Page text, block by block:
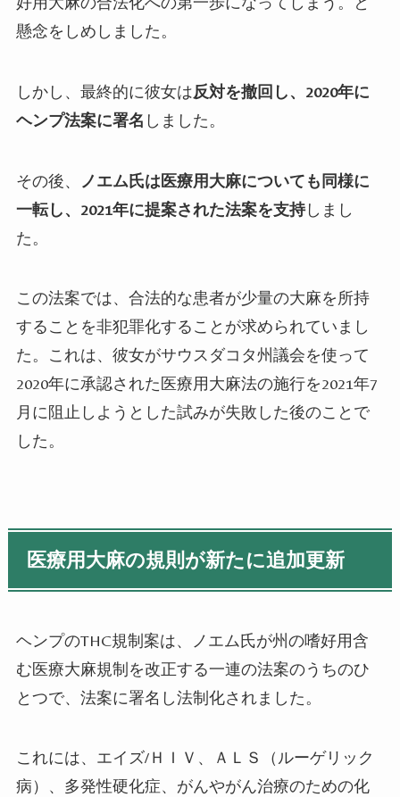
懸念をしめしました。
しかし、最終的に彼女は反対を撤回し、 2020年に
ヘンプ法案に署名 しました。
その後、
ノエム氏は医療用大麻についても同様に
一転し、 2021年に提案された法案を支持しまし
た。
この法案では、合法的な患者が少量の大麻を所持
することを非犯罪化することが求められていまし
た。これは、彼女がサウスダコタ州議会を使って
2020年に承認された医療用大麻法の施行を2021年7
月に阻止しようとした試みが失敗した後のことで
した。
医療用大麻の規則が新たに追加更新
ヘンプのTHC規制案は、ノエム氏が州の嗜好用含
む医療大麻規制を改正する一連の法案のうちのひ
とつで、法案に署名し法制化されました。
これには、エイズ/ＨＩＶ、ＡＬＳ（ルーゲリック
病）、多発性硬化症、がんやがん治療のための化